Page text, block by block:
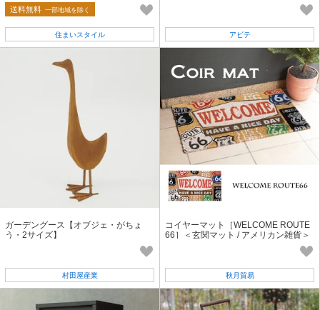
送料無料 一部地域を除く
住まいスタイル アビテ
ガーデングース【オブジェ・がちょ
う・2サイズ】
村田屋産業
コイヤーマット［WELCOME ROUTE
66］＜玄関マット / アメリカン雑貨＞
秋月貿易